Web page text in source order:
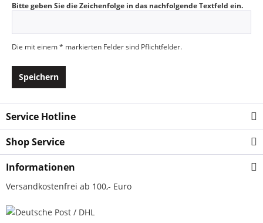
Bitte geben Sie die Zeichenfolge in das nachfolgende Textfeld ein.
Die mit einem * markierten Felder sind Pflichtfelder.
Speichern
Service Hotline
Shop Service
Informationen
Versandkostenfrei ab 100,- Euro